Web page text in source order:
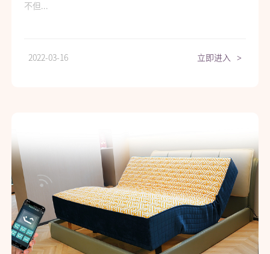
不但...
2022-03-16 立即进入 >